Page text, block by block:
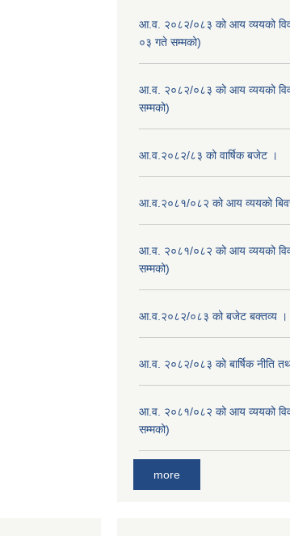
आ.व. २०८२/०८३ को आय व्ययको
०३ गते सम्मको)
आ.व. २०८२/०८३ को आय व्ययको
सम्मको)
आ.व.२०८२/८३ को वार्षिक बजेट ।
आ.व.२०८१/०८२ को आय व्ययको
आ.व. २०८१/०८२ को आय व्ययको
सम्मको)
आ.व.२०८२/०८३ को बजेट बक्तव्य ।
आ.व. २०८२/०८३ को बार्षिक नीति
आ.व. २०८१/०८२ को आय व्ययको
सम्मको)
more